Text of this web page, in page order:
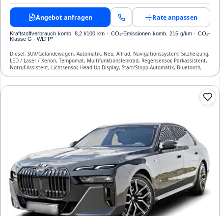
Angebot anfragen Rate anpassen
Kraftstoffverbrauch komb. 8,2 l/100 km · CO₂-Emissionen komb. 215 g/km · CO₂-
Klasse G · WLTP*
Diesel, SUV/Geländewagen, Automatik, Neu, Allrad, Navigationssystem, Sitzheizung,
LED / Laser / Xenon, Tempomat, Multifunktionslenkrad, Regensensor, Parkassistent,
Notruf-Assistent, Lichtsensor, Head Up Display, Start/Stopp-Automatik, Bluetooth,
Freisprecheinrichtung, Verkehrszeichen-Erkennung, ESP, ABS, Klimatisierung, Front-,